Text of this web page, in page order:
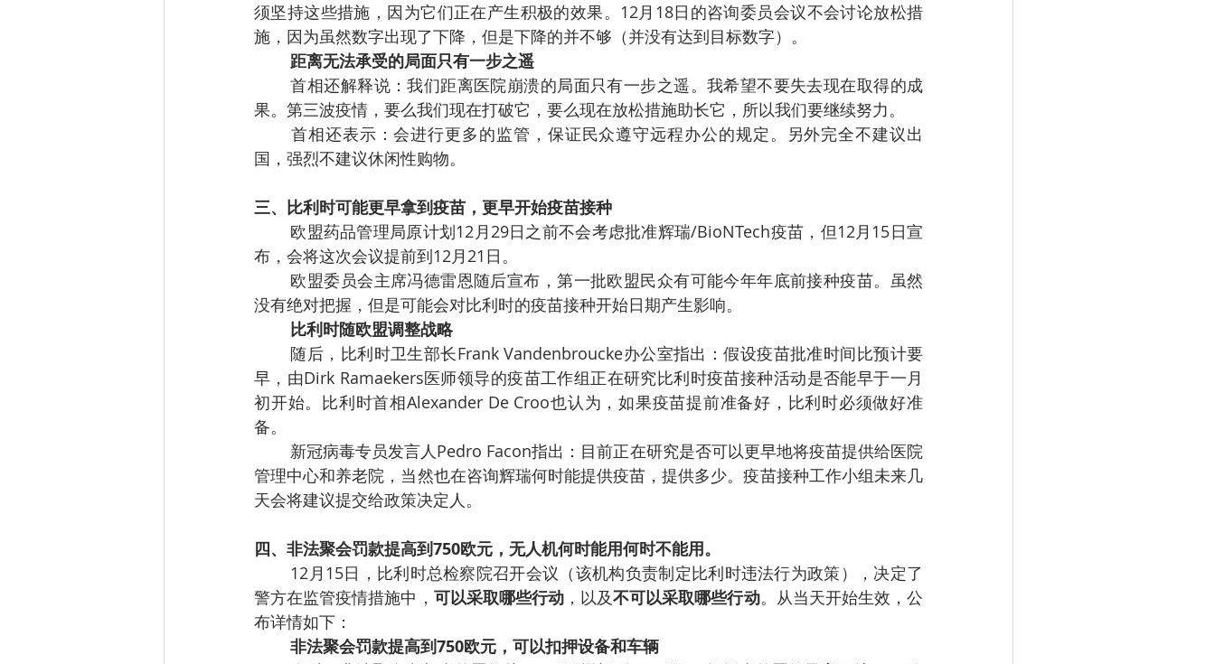
须坚持这些措施，因为它们正在产生积极的效果。12月18日的咨询委员会议不会讨论放松措
施，因为虽然数字出现了下降，但是下降的并不够（并没有达到目标数字）。
距离无法承受的局面只有一步之遥
首相还解释说：我们距离医院崩溃的局面只有一步之遥。我希望不要失去现在取得的成
果。第三波疫情，要么我们现在打破它，要么现在放松措施助长它，所以我们要继续努力。
首相还表示：会进行更多的监管，保证民众遵守远程办公的规定。另外完全不建议出
国，强烈不建议休闲性购物。
三、比利时可能更早拿到疫苗，更早开始疫苗接种
欧盟药品管理局原计划12月29日之前不会考虑批准辉瑞/BioNTech疫苗，但12月15日宣
布，会将这次会议提前到12月21日。
欧盟委员会主席冯德雷恩随后宣布，第一批欧盟民众有可能今年年底前接种疫苗。虽然
没有绝对把握，但是可能会对比利时的疫苗接种开始日期产生影响。
比利时随欧盟调整战略
随后，比利时卫生部长Frank Vandenbroucke办公室指出：假设疫苗批准时间比预计要
早，由Dirk Ramaekers医师领导的疫苗工作组正在研究比利时疫苗接种活动是否能早于一月
初开始。比利时首相Alexander De Croo也认为，如果疫苗提前准备好，比利时必须做好准
备。
新冠病毒专员发言人Pedro Facon指出：目前正在研究是否可以更早地将疫苗提供给医院
管理中心和养老院，当然也在咨询辉瑞何时能提供疫苗，提供多少。疫苗接种工作小组未来几
天会将建议提交给政策决定人。
四、非法聚会罚款提高到750欧元，无人机何时能用何时不能用。
12月15日，比利时总检察院召开会议（该机构负责制定比利时违法行为政策），决定了
警方在监管疫情措施中， 可以采取哪些行动，以及不可以采取哪些行动。从当天开始生效，公
布详情如下：
非法聚会罚款提高到750欧元，可以扣押设备和车辆